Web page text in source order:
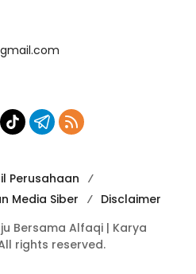
Perusahaan
Media Siber
Disclaimer
Bersama Alfaqi | Karya
rights reserved.